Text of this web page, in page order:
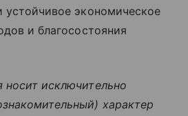
устойчивое экономическое
и благосостояния
исключительно
характер